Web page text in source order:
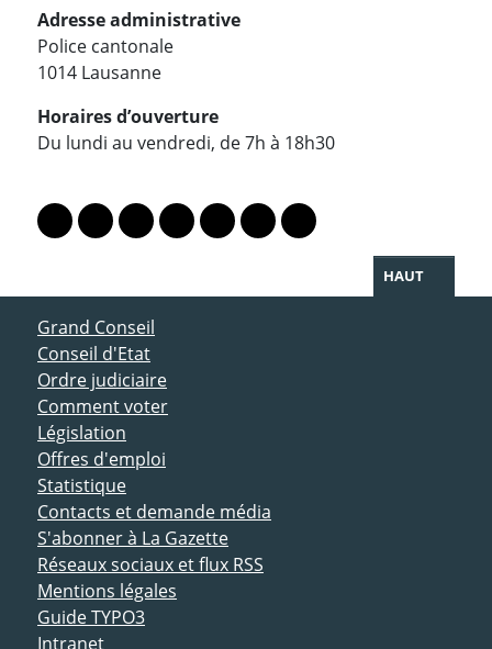
Adresse administrative
Police cantonale
1014 Lausanne
Horaires d’ouverture
Du lundi au vendredi, de 7h à 18h30
Lien vers le profil Mastodon
Lien vers le profil Bluesky
Lien vers le profil Instagram
Lien vers le profil Linkedin
Lien vers le profil Facebook
Lien vers le profil Twitter
Partager par WhatsApp
HAUT
ACCÈS DIRECT
Grand Conseil
Conseil d'Etat
Ordre judiciaire
Comment voter
Législation
Offres d'emploi
Statistique
Contacts et demande média
S'abonner à La Gazette
Réseaux sociaux et flux RSS
Mentions légales
Guide TYPO3
Intranet